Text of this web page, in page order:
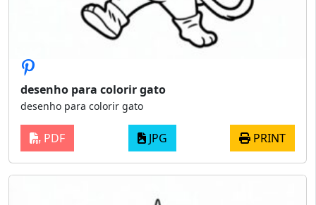
desenho para colorir gato
desenho para colorir gato
PDF JPG PRINT